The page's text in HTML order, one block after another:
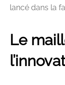
lancé dans la
Le